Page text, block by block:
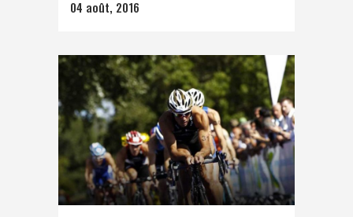
04 août, 2016